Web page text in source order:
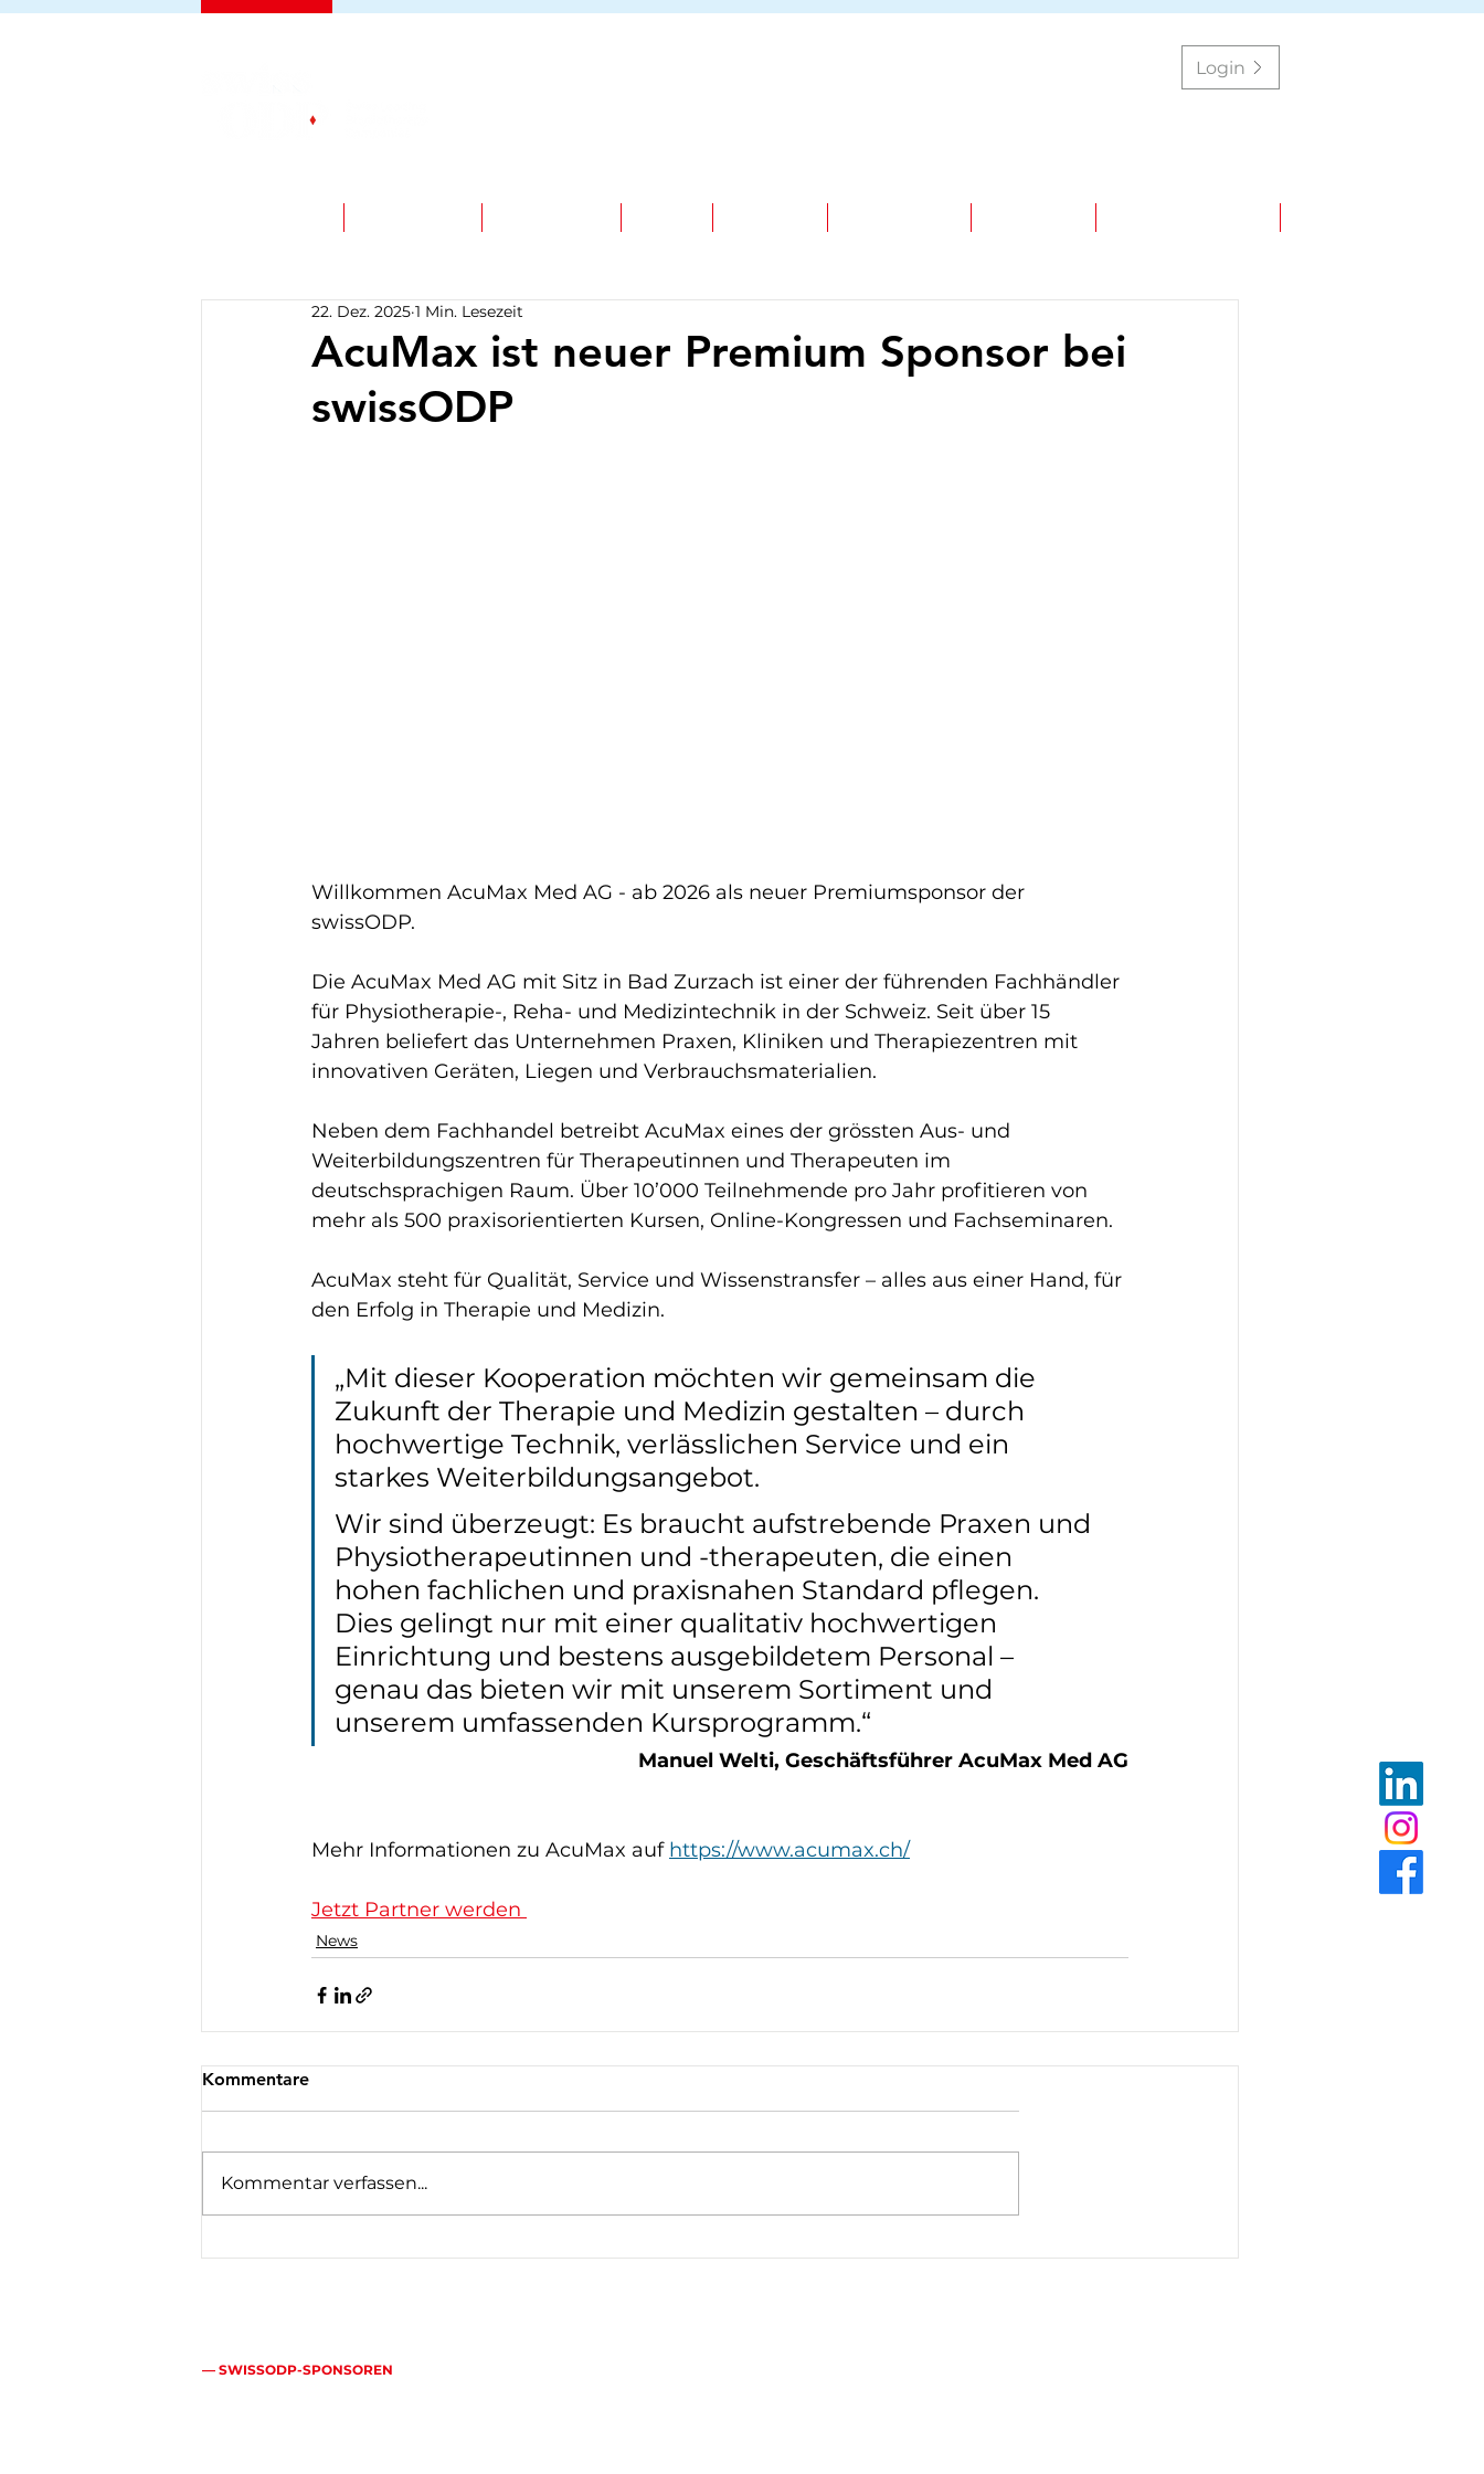
Login
AcuMax ist neuer Premium Sponsor bei
swissODP
22. Dez. 2025 1 Min. Lesezeit
Willkommen AcuMax Med AG - ab 2026 als neuer Premiumsponsor der
swissODP.
Die AcuMax Med AG mit Sitz in Bad Zurzach ist einer der führenden Fachhändler
für Physiotherapie-, Reha- und Medizintechnik in der Schweiz. Seit über 15
Jahren beliefert das Unternehmen Praxen, Kliniken und Therapiezentren mit
innovativen Geräten, Liegen und Verbrauchsmaterialien.
Neben dem Fachhandel betreibt AcuMax eines der grössten Aus- und
Weiterbildungszentren für Therapeutinnen und Therapeuten im
deutschsprachigen Raum. Über 10’000 Teilnehmende pro Jahr profitieren von
mehr als 500 praxisorientierten Kursen, Online-Kongressen und Fachseminaren.
AcuMax steht für Qualität, Service und Wissenstransfer – alles aus einer Hand, für
den Erfolg in Therapie und Medizin.
„Mit dieser Kooperation möchten wir gemeinsam die
Zukunft der Therapie und Medizin gestalten – durch
hochwertige Technik, verlässlichen Service und ein
starkes Weiterbildungsangebot.
Wir sind überzeugt: Es braucht aufstrebende Praxen und
Physiotherapeutinnen und -therapeuten, die einen
hohen fachlichen und praxisnahen Standard pflegen.
Dies gelingt nur mit einer qualitativ hochwertigen
Einrichtung und bestens ausgebildetem Personal –
genau das bieten wir mit unserem Sortiment und
unserem umfassenden Kursprogramm.“
Manuel Welti, Geschäftsführer AcuMax Med AG
Mehr Informationen zu AcuMax auf https://www.acumax.ch/
Jetzt Partner werden
News
Kommentare
Kommentar verfassen...
— SWISSODP-SPONSOREN